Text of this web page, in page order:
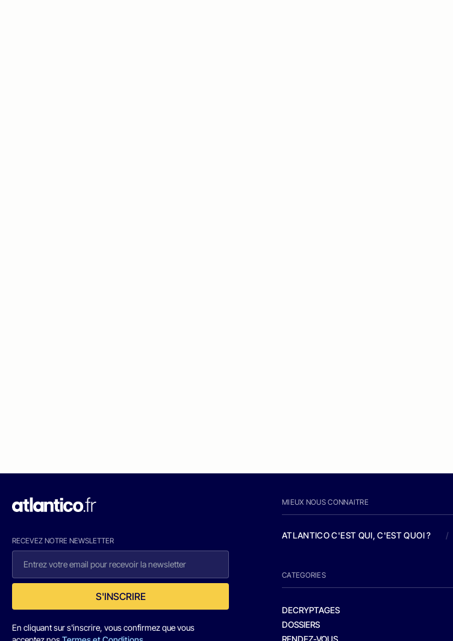
RECEVEZ NOTRE NEWSLETTER
S'INSCRIRE
En cliquant sur s'inscrire, vous confirmez que vous
MIEUX NOUS CONNAITRE
ATLANTICO C'EST QUI, C'EST QUOI ? /
CATEGORIES
DECRYPTAGES
DOSSIERS
RENDEZ-VOUS